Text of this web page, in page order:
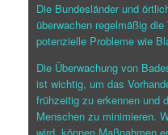
Die Bundesländer und
überwachen regelmäßig
potenzielle Probleme wie
Die Überwachung von
ist wichtig, um das
frühzeitig zu erkennen und
Menschen zu minimieren.